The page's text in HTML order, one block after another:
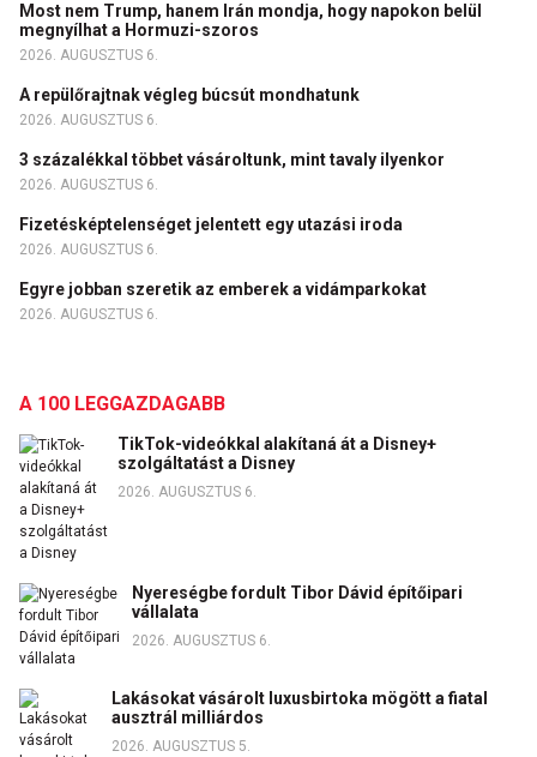
Most nem Trump, hanem Irán mondja, hogy napokon belül
megnyílhat a Hormuzi-szoros
2026. AUGUSZTUS 6.
A repülőrajtnak végleg búcsút mondhatunk
2026. AUGUSZTUS 6.
3 százalékkal többet vásároltunk, mint tavaly ilyenkor
2026. AUGUSZTUS 6.
Fizetésképtelenséget jelentett egy utazási iroda
2026. AUGUSZTUS 6.
Egyre jobban szeretik az emberek a vidámparkokat
2026. AUGUSZTUS 6.
A 100 LEGGAZDAGABB
TikTok-videókkal alakítaná át a Disney+
szolgáltatást a Disney
2026. AUGUSZTUS 6.
Nyereségbe fordult Tibor Dávid építőipari
vállalata
2026. AUGUSZTUS 6.
Lakásokat vásárolt luxusbirtoka mögött a fiatal
ausztrál milliárdos
2026. AUGUSZTUS 5.